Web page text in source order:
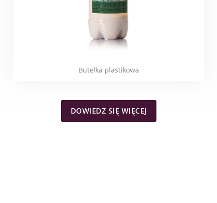
Butelka plastikowa
DOWIEDZ SIĘ WIĘCEJ